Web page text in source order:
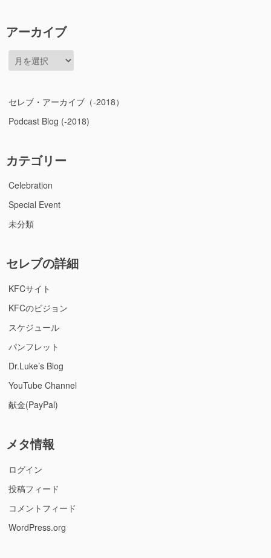
アーカイブ
ー
ブ
セレブ・アーカイブ（-2018）
Podcast Blog (-2018)
カテゴリー
Celebration
Special Event
未分類
セレブの詳細
KFCサイト
KFCのビジョン
スケジュール
パンフレット
Dr.Luke’s Blog
YouTube Channel
献金(PayPal)
メタ情報
ログイン
投稿フィード
コメントフィード
WordPress.org